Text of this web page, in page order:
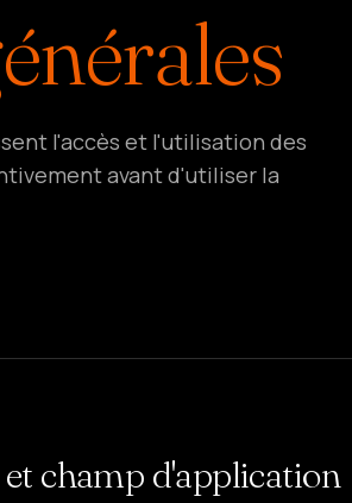
l'accès et l'utilisation des
avant d'utiliser la
champ d'application